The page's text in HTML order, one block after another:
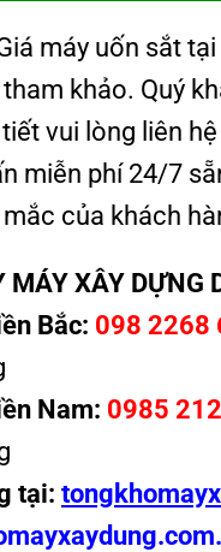
máy uốn sắt
khảo. Quý
vui lòng liên
miễn phí 24/7
của khách
MÁY XÂY DỰNG
Bắc: 098 2268
Nam: 0985
tại: